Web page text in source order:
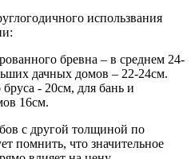
использвания
бревна – в среднем 24-
дачных домов – 22-24см.
- 20см, для бань и
16см.
с другой толщиной по
помнить, что значительное